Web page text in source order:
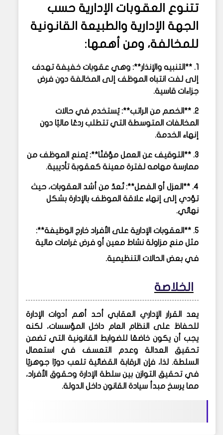
تتنوع العقوبات الإدارية حسب
الجهة الإدارية والطبيعة القانونية
للمخالفة، ومن أهمها:
1. **التنبيه والإنذار**: وهي عقوبات خفيفة تهدف
إلى لفت انتباه الموظف إلى المخالفة دون فرض
جزاءات قاسية.
2. **الخصم من الراتب**: يُستخدم في حالات
المخالفات المتوسطة التي تتطلب ردعًا ماليًا دون
إنهاء الخدمة.
3. **التوقيف عن العمل مؤقتًا**: يُمنع الموظف من
ممارسة مهامه لفترة معينة كعقوبة تأديبية.
4. **العزل أو الفصل**: تُعدّ من أشد العقوبات، حيث
تؤدي إلى إنهاء علاقة الموظف بالإدارة بشكل
نهائي.
5. **العقوبات الإدارية على الأفراد خارج الوظيفة**:
مثل منع مزاولة نشاط معين أو فرض غرامات مالية
في بعض الحالات التنظيمية.
الخلاصة
يعد القرار الإداري العقابي أحد أهم أدوات الإدارة
للحفاظ على النظام العام داخل المؤسسات، لكنه
يجب أن يكون خاضعًا للضوابط القانونية التي تضمن
تحقيق العدالة وعدم التعسف في استعمال
السلطة. لذا، فإن الرقابة القضائية تلعب دورًا جوهريًا
في تحقيق التوازن بين سلطة الإدارة وحقوق الأفراد،
مما يرسخ مبدأ سيادة القانون داخل الدولة.